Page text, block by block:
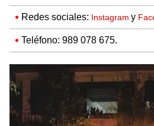
Redes sociales: Instagram y
Teléfono: 989 078 675.